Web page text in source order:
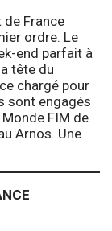
de France
ordre. Le
end parfait à
tête du
chargé pour
sont engagés
FIM de
Arnos. Une